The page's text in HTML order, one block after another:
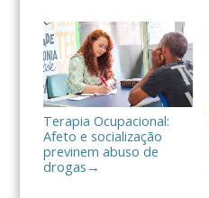
a
r
Terapia Ocupacional:
Afeto e socialização
previnem abuso de
drogas →